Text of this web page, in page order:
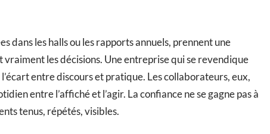
dans les halls ou les rapports annuels, prennent une
vraiment les décisions. Une entreprise qui se revendique
entre discours et pratique. Les collaborateurs, eux,
entre l’affiché et l’agir. La confiance ne se gagne pas à
tenus, répétés, visibles.